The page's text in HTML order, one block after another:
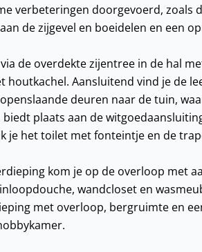
verbeteringen doorgevoerd, zoals
de zijgevel en boeidelen en een
de overdekte zijentree in de hal
houtkachel. Aansluitend vind je de
deuren naar de tuin,
plaats aan de
je het toilet met fonteintje en de
kom je op de overloop met
wandcloset en
met overloop, bergruimte en